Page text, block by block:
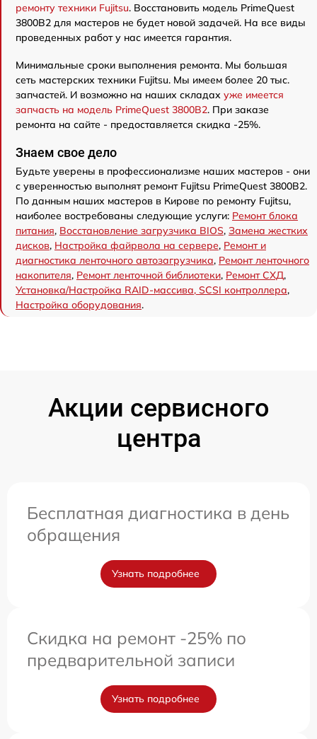
ремонту техники Fujitsu. Восстановить модель PrimeQuest
3800B2 для мастеров не будет новой задачей. На все виды
проведенных работ у нас имеется гарантия.
Минимальные сроки выполнения ремонта. Мы большая
сеть мастерских техники Fujitsu. Мы имеем более 20 тыс.
запчастей. И возможно на наших складах уже имеется
запчасть на модель PrimeQuest 3800B2. При заказе
ремонта на сайте - предоставляется скидка -25%.
Знаем свое дело
Будьте уверены в профессионализме наших мастеров - они
с уверенностью выполнят ремонт Fujitsu PrimeQuest 3800B2.
По данным наших мастеров в Кирове по ремонту Fujitsu,
наиболее востребованы следующие услуги: Ремонт блока
питания, Восстановление загрузчика BIOS, Замена жестких
дисков, Настройка файрвола на сервере, Ремонт и
диагностика ленточного автозагрузчика, Ремонт ленточного
накопителя, Ремонт ленточной библиотеки, Ремонт СХД,
Установка/Настройка RAID-массива, SCSI контроллера,
Настройка оборудования.
Акции сервисного
центра
Бесплатная диагностика в день
обращения
Узнать подробнее
Скидка на ремонт -25% по
предварительной записи
Узнать подробнее